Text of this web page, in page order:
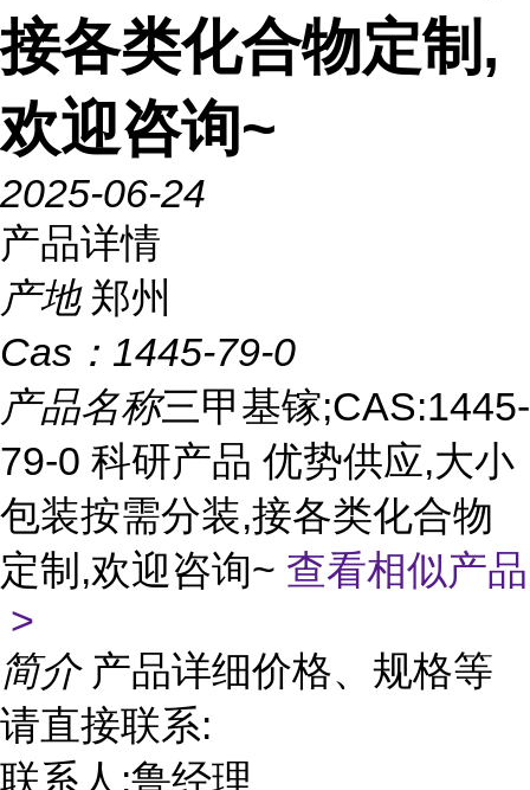
接各类化合物定制,
欢迎咨询~
2025-06-24
产品详情
产地 郑州
Cas： 1445-79-0
产品名称三甲基镓;CAS:1445-
79-0 科研产品 优势供应,大小
包装按需分装,接各类化合物
定制,欢迎咨询~ 查看相似产品
>
简介 产品详细价格、规格等
请直接联系:
联系人:鲁经理